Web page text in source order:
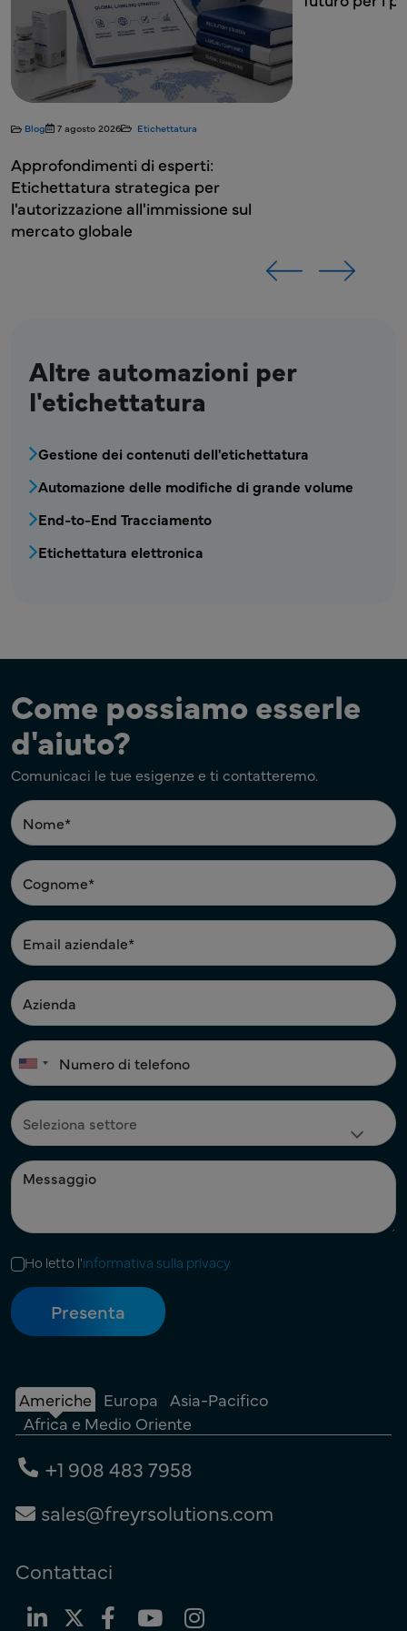
sul
Altre automazioni per
l'etichettatura
MPR - Etichettatura - Menu Automazione
Gestione dei contenuti dell'etichettatura
Automazione delle modifiche di grande volume
End-to-End Tracciamento
Etichettatura elettronica
Come possiamo esserle
d'aiuto?
Comunicaci le tue esigenze e ti contatteremo.
Ho letto l'informativa sulla privacy
Americhe Europa Asia-Pacifico
Africa e Medio Oriente
+1 908 483 7958
sales@freyrsolutions.com
Contattaci